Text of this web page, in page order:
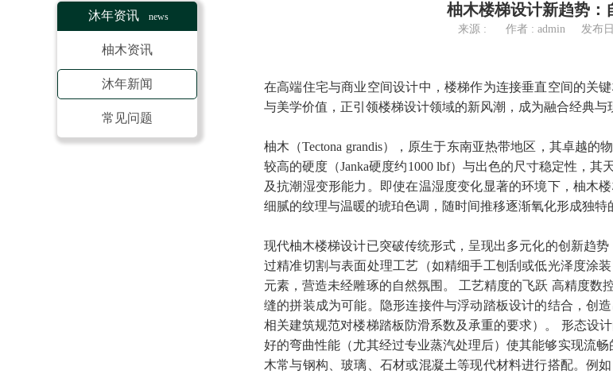
沐年资讯 news
柚木资讯
沐年新闻
常见问题
柚木楼梯设计新趋势：
来源 : 作者 : admin 发布
在高端住宅与商业空间设计中，楼梯作为连接垂直空间的关
与美学价值，正引领楼梯设计领域的新风潮，成为融合经典与
柚木（Tectona grandis），原生于东南亚热带地区，其卓越
较高的硬度（Janka硬度约1000 lbf）与出色的尺寸稳定性，
及抗潮湿变形能力。即使在温湿度变化显著的环境下，柚木
细腻的纹理与温暖的琥珀色调，随时间推移逐渐氧化形成独
现代柚木楼梯设计已突破传统形式，呈现出多元化的创新趋
过精准切割与表面处理工艺（如精细手工刨刮或低光泽度涂
元素，营造未经雕琢的自然氛围。 工艺精度的飞跃 高精度
缝的拼装成为可能。隐形连接件与浮动踏板设计的结合，创
相关建筑规范对楼梯踏板防滑系数及承重的要求）。 形态设
好的弯曲性能（尤其经过专业蒸汽处理后）使其能够实现流
木常与钢构、玻璃、石材或混凝土等现代材料进行搭配。例